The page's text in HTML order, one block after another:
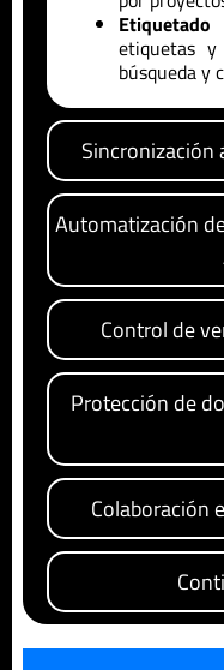
Sincronización
Automatización
Control de
Protección de
Colaboración
etiquetas
búsqueda y